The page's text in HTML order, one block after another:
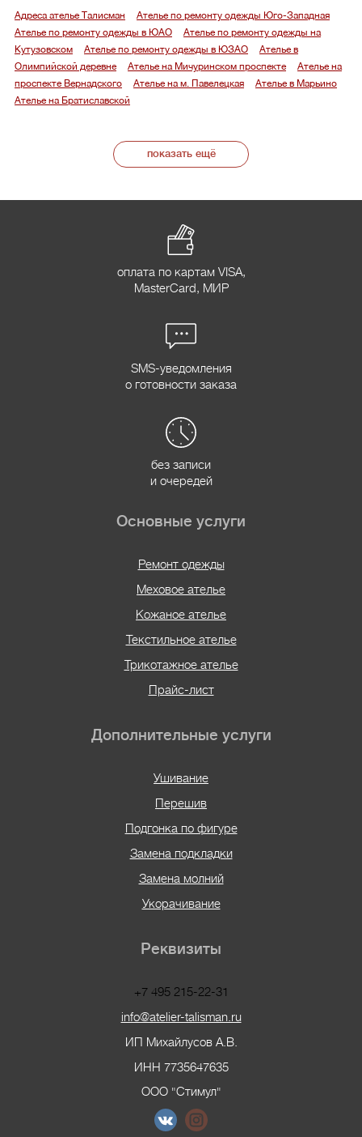
Адреса ателье Талисман
Ателье по ремонту одежды Юго-Западная
Ателье по ремонту одежды в ЮАО
Ателье по ремонту одежды на
Кутузовском
Ателье по ремонту одежды в ЮЗАО
Ателье в
Олимпийской деревне
Ателье на Мичуринском проспекте
Ателье на
проспекте Вернадского
Ателье на м. Павелецкая
Ателье в Марьино
Ателье на Братиславской
показать ещё
оплата по картам VISA,
MasterCard, МИР
SMS-уведомления
о готовности заказа
без записи
и очередей
Основные услуги
Ремонт одежды
Меховое ателье
Кожаное ателье
Текстильное ателье
Трикотажное ателье
Прайс-лист
Дополнительные услуги
Ушивание
Перешив
Подгонка по фигуре
Замена подкладки
Замена молний
Укорачивание
Реквизиты
+7 495 215-22-31
info@atelier-talisman.ru
ИП Михайлусов А.В.
ИНН 7735647635
ООО "Стимул"